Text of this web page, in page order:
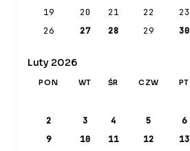
19
20 21 22 23
26
27 28 29 30
Luty 2026
PON WT ŚR CZW PT
2
3 4 5 6
9
10 11 12 13